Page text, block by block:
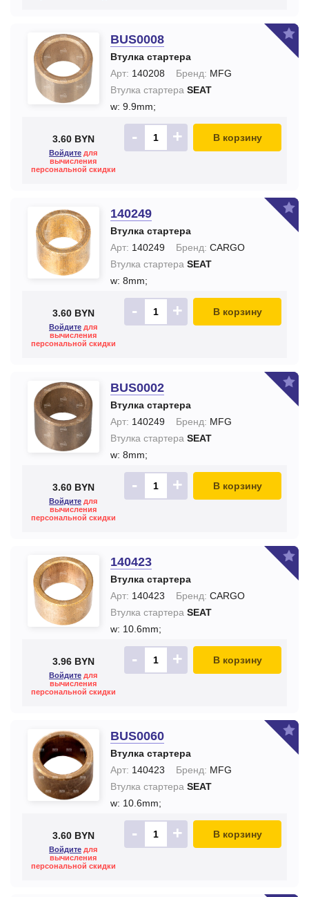
BUS0008
Втулка стартера
Арт: 140208 Бренд: MFG
Втулка стартера SEAT
w: 9.9mm;
3.60 BYN
Войдите для
вычисления
персональной скидки
- + В корзину
140249
Втулка стартера
Арт: 140249 Бренд: CARGO
Втулка стартера SEAT
w: 8mm;
3.60 BYN
Войдите для
вычисления
персональной скидки
- + В корзину
BUS0002
Втулка стартера
Арт: 140249 Бренд: MFG
Втулка стартера SEAT
w: 8mm;
3.60 BYN
Войдите для
вычисления
персональной скидки
- + В корзину
140423
Втулка стартера
Арт: 140423 Бренд: CARGO
Втулка стартера SEAT
w: 10.6mm;
3.96 BYN
Войдите для
вычисления
персональной скидки
- + В корзину
BUS0060
Втулка стартера
Арт: 140423 Бренд: MFG
Втулка стартера SEAT
w: 10.6mm;
3.60 BYN
Войдите для
вычисления
персональной скидки
- + В корзину